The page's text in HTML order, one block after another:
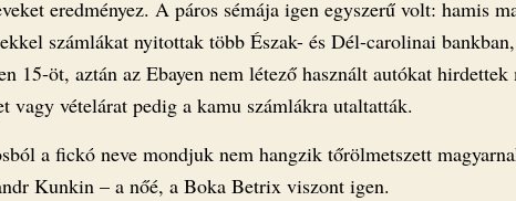
eredményez. A páros sémája igen egyszerű volt: hamis
számlákat nyitottak több Észak- és Dél-carolinai bankban,
15-öt, aztán az Ebayen nem létező használt autókat hirdettek
vagy vételárat pedig a kamu számlákra utaltatták.
a fickó neve mondjuk nem hangzik tőrölmetszett
Kunkin – a nőé, a Boka Betrix viszont igen.